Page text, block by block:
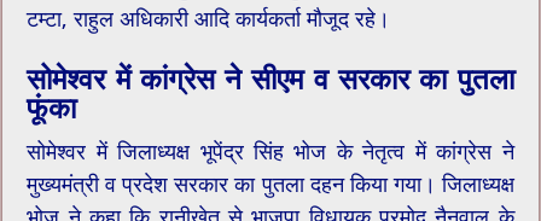
टम्टा, राहुल अधिकारी आदि कार्यकर्ता मौजूद रहे।
सोमेश्वर में कांग्रेस ने सीएम व सरकार का पुतला
फूंका
सोमेश्वर में जिलाध्यक्ष भूपेंद्र सिंह भोज के नेतृत्व में कांग्रेस ने
मुख्यमंत्री व प्रदेश सरकार का पुतला दहन किया गया। जिलाध्यक्ष